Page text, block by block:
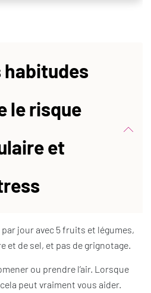
habitudes
le risque
et
par jour avec 5 fruits et légumes,
et de sel, et pas de grignotage.
ou prendre l’air. Lorsque
peut vraiment vous aider.